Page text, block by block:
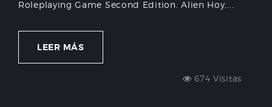
Roleplaying Game Second Edition. Alien Hoy,...
LEER MÁS
674 Visitas